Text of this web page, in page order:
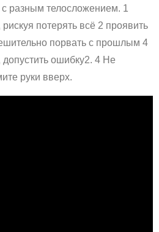
разным телосложением. 1
потерять всё 2 проявить
порвать с прошлым 4
ошибку2. 4 Не
руки вверх.